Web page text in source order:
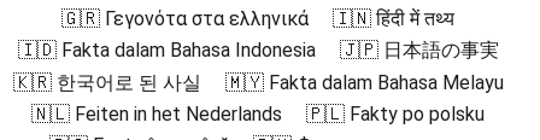
🇬🇷 Γεγονότα στα ελληνικά
🇮🇳 हिंदी में तथ्य
🇮🇩 Fakta dalam Bahasa Indonesia
🇯🇵 日本語の事実
🇰🇷 한국어로 된 사실
🇲🇾 Fakta dalam Bahasa Melayu
🇳🇱 Feiten in het Nederlands
🇵🇱 Fakty po polsku